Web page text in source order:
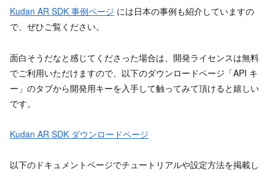
Kudan AR SDK 事例ページ には日本の事例も紹介していますの
で、ぜひご覧ください。
面白そうだなと感じてくださった場合は、開発ライセンスは無料
でご利用いただけますので、以下のダウンロードページ「API キ
ー」のタブから開発用キーを入手して触ってみて頂けると嬉しい
です。
Kudan AR SDK ダウンロードページ
以下のドキュメントページでチュートリアルや設定方法を掲載し